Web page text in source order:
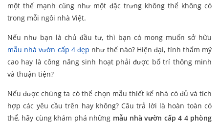
một thế mạnh cũng như một đặc trưng không thể không có
trong mỗi ngôi nhà Việt.
Nếu như bạn là chủ đầu tư, thì bạn có mong muốn sở hữu
mẫu nhà vườn cấp 4 đẹp như thế nào? Hiện đại, tính thẩm mỹ
cao hay là công năng sinh hoạt phải được bố trí thông minh
và thuận tiện?
Nếu được chúng ta có thể chọn mẫu thiết kế nhà có đủ và tích
hợp các yêu cầu trên hay không? Câu trả lời là hoàn toàn có
thể, hãy cùng khám phá những mẫu nhà vườn cấp 4 4 phòng